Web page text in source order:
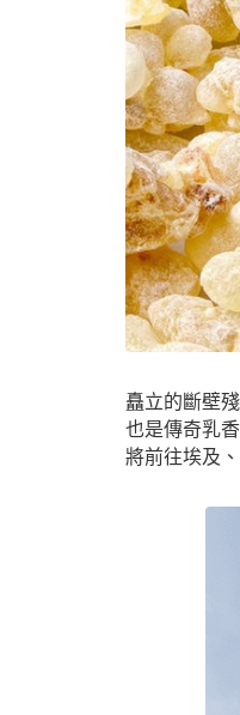
矗立的斷壁
也是傳奇乳
將前往埃及